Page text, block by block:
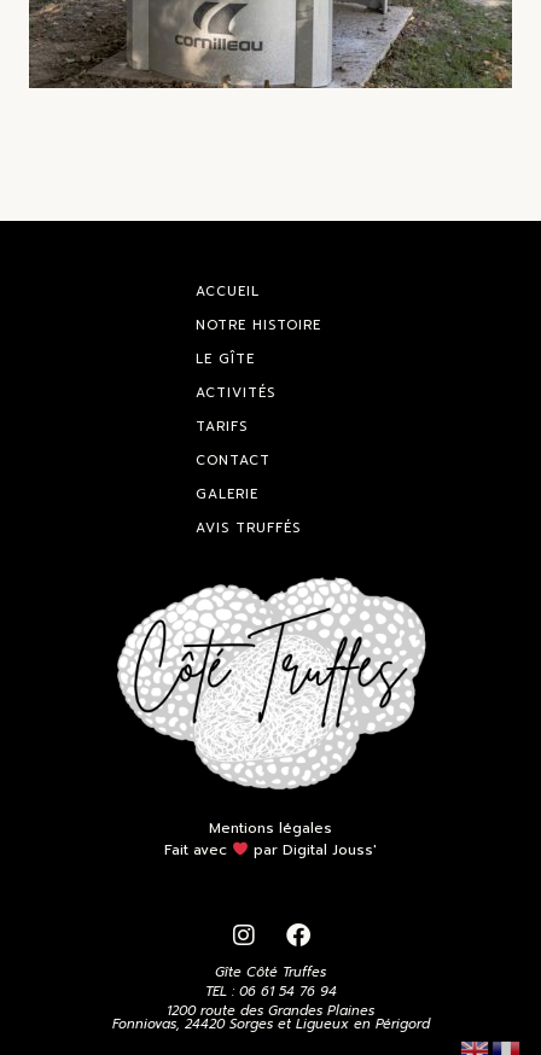
ACCUEIL
NOTRE HISTOIRE
LE GÎTE
ACTIVITÉS
TARIFS
CONTACT
GALERIE
AVIS TRUFFÉS
Mentions légales
Fait avec
par Digital Jouss'
Gîte Côté Truffes
TEL : 06 61 54 76 94
1200 route des Grandes Plaines
Fonniovas, 24420 Sorges et Ligueux en Périgord